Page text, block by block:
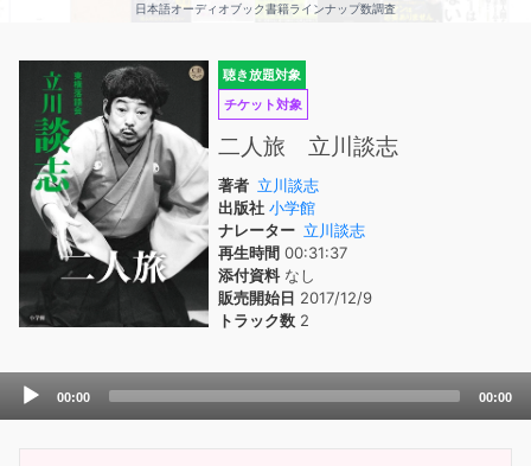
日本語オーディオブック書籍ラインナップ数調査
聴き放題対象
チケット対象
二人旅 立川談志
著者 立川談志
出版社 小学館
ナレーター 立川談志
再生時間 00:31:37
添付資料なし
販売開始日 2017/12/9
トラック数 2
Audio
Player
00:00 00:00